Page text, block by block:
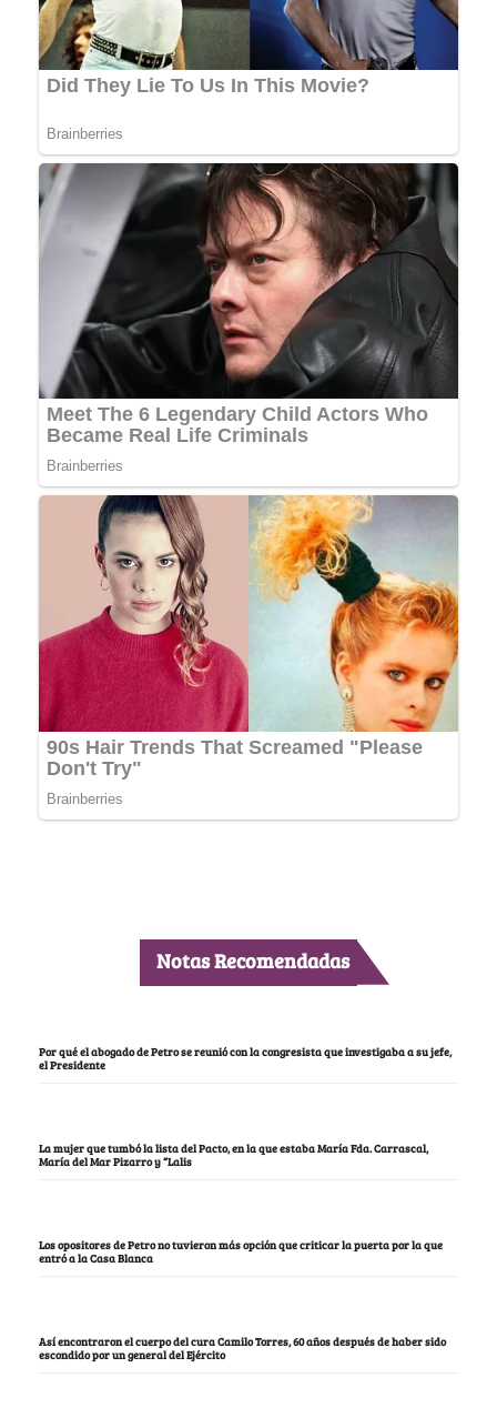
Notas Recomendadas
Por qué el abogado de Petro se reunió con la congresista que investigaba a su jefe,
el Presidente
La mujer que tumbó la lista del Pacto, en la que estaba María Fda. Carrascal,
María del Mar Pizarro y “Lalis
Los opositores de Petro no tuvieron más opción que criticar la puerta por la que
entró a la Casa Blanca
Así encontraron el cuerpo del cura Camilo Torres, 60 años después de haber sido
escondido por un general del Ejército